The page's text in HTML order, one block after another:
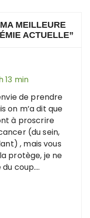
MA MEILLEURE
ACTUELLE”
13 min
de prendre
on m’a dit que
à proscrire
(du sein,
, mais vous
protège, je ne
coup….